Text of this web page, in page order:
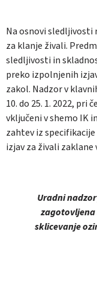
Na osnovi sledljivosti
za klanje živali.
sledljivosti in
preko izpolnjenih
zakol. Nadzor v
10. do 25. 1. 2022, pri
vključeni v shemo IK
zahtev iz
izjav za živali zaklane
Uradni
zagotovljena
sklicevanje